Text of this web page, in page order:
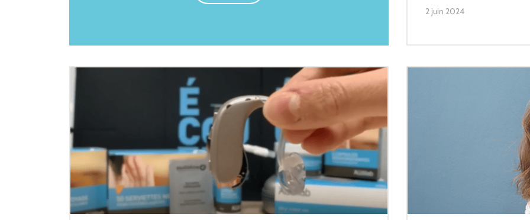
2 juin 2024